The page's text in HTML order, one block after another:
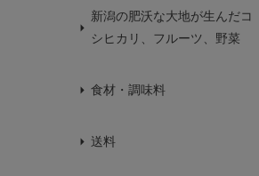
新潟の肥沃な大地が生んだコ
シヒカリ、フルーツ、野菜
食材・調味料
送料